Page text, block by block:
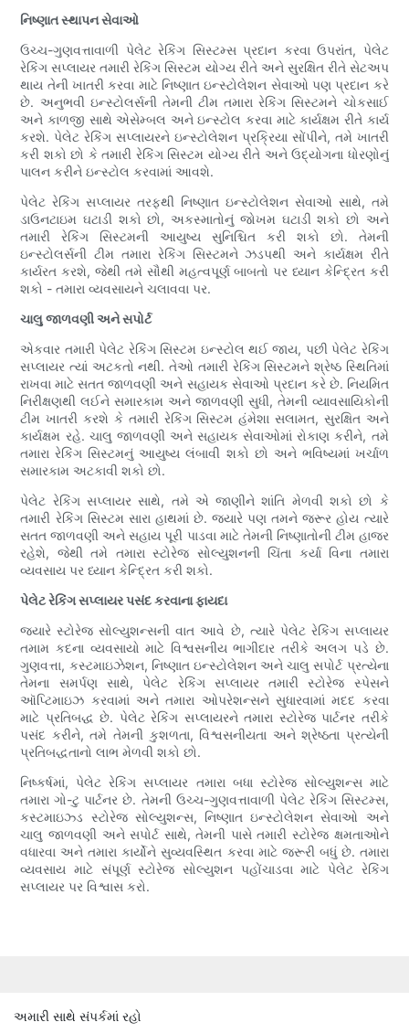
નિષ્ણાત સ્થાપન સેવાઓ
ઉચ્ચ-ગુણવત્તાવાળી પેલેટ રેકિંગ સિસ્ટમ્સ પ્રદાન કરવા ઉપરાંત, પેલેટ
રેકિંગ સપ્લાયર તમારી રેકિંગ સિસ્ટમ યોગ્ય રીતે અને સુરક્ષિત રીતે સેટઅપ
થાય તેની ખાતરી કરવા માટે નિષ્ણાત ઇન્સ્ટોલેશન સેવાઓ પણ પ્રદાન કરે
છે. અનુભવી ઇન્સ્ટોલર્સની તેમની ટીમ તમારા રેકિંગ સિસ્ટમને ચોકસાઈ
અને કાળજી સાથે એસેમ્બલ અને ઇન્સ્ટોલ કરવા માટે કાર્યક્ષમ રીતે કાર્ય
કરશે. પેલેટ રેકિંગ સપ્લાયરને ઇન્સ્ટોલેશન પ્રક્રિયા સોંપીને, તમે ખાતરી
કરી શકો છો કે તમારી રેકિંગ સિસ્ટમ યોગ્ય રીતે અને ઉદ્યોગના ધોરણોનું
પાલન કરીને ઇન્સ્ટોલ કરવામાં આવશે.
પેલેટ રેકિંગ સપ્લાયર તરફથી નિષ્ણાત ઇન્સ્ટોલેશન સેવાઓ સાથે, તમે
ડાઉનટાઇમ ઘટાડી શકો છો, અકસ્માતોનું જોખમ ઘટાડી શકો છો અને
તમારી રેકિંગ સિસ્ટમની આયુષ્ય સુનિશ્ચિત કરી શકો છો. તેમની
ઇન્સ્ટોલર્સની ટીમ તમારા રેકિંગ સિસ્ટમને ઝડપથી અને કાર્યક્ષમ રીતે
કાર્યરત કરશે, જેથી તમે સૌથી મહત્વપૂર્ણ બાબતો પર ધ્યાન કેન્દ્રિત કરી
શકો - તમારા વ્યવસાયને ચલાવવા પર.
ચાલુ જાળવણી અને સપોર્ટ
એકવાર તમારી પેલેટ રેકિંગ સિસ્ટમ ઇન્સ્ટોલ થઈ જાય, પછી પેલેટ રેકિંગ
સપ્લાયર ત્યાં અટકતો નથી. તેઓ તમારી રેકિંગ સિસ્ટમને શ્રેષ્ઠ સ્થિતિમાં
રાખવા માટે સતત જાળવણી અને સહાયક સેવાઓ પ્રદાન કરે છે. નિયમિત
નિરીક્ષણથી લઈને સમારકામ અને જાળવણી સુધી, તેમની વ્યાવસાયિકોની
ટીમ ખાતરી કરશે કે તમારી રેકિંગ સિસ્ટમ હંમેશા સલામત, સુરક્ષિત અને
કાર્યક્ષમ રહે. ચાલુ જાળવણી અને સહાયક સેવાઓમાં રોકાણ કરીને, તમે
તમારા રેકિંગ સિસ્ટમનું આયુષ્ય લંબાવી શકો છો અને ભવિષ્યમાં ખર્ચાળ
સમારકામ અટકાવી શકો છો.
પેલેટ રેકિંગ સપ્લાયર સાથે, તમે એ જાણીને શાંતિ મેળવી શકો છો કે
તમારી રેકિંગ સિસ્ટમ સારા હાથમાં છે. જ્યારે પણ તમને જરૂર હોય ત્યારે
સતત જાળવણી અને સહાય પૂરી પાડવા માટે તેમની નિષ્ણાતોની ટીમ હાજર
રહેશે, જેથી તમે તમારા સ્ટોરેજ સોલ્યુશનની ચિંતા કર્યા વિના તમારા
વ્યવસાય પર ધ્યાન કેન્દ્રિત કરી શકો.
પેલેટ રેકિંગ સપ્લાયર પસંદ કરવાના ફાયદા
જ્યારે સ્ટોરેજ સોલ્યુશન્સની વાત આવે છે, ત્યારે પેલેટ રેકિંગ સપ્લાયર
તમામ કદના વ્યવસાયો માટે વિશ્વસનીય ભાગીદાર તરીકે અલગ પડે છે.
ગુણવત્તા, કસ્ટમાઇઝેશન, નિષ્ણાત ઇન્સ્ટોલેશન અને ચાલુ સપોર્ટ પ્રત્યેના
તેમના સમર્પણ સાથે, પેલેટ રેકિંગ સપ્લાયર તમારી સ્ટોરેજ સ્પેસને
ઑપ્ટિમાઇઝ કરવામાં અને તમારા ઓપરેશન્સને સુધારવામાં મદદ કરવા
માટે પ્રતિબદ્ધ છે. પેલેટ રેકિંગ સપ્લાયરને તમારા સ્ટોરેજ પાર્ટનર તરીકે
પસંદ કરીને, તમે તેમની કુશળતા, વિશ્વસનીયતા અને શ્રેષ્ઠતા પ્રત્યેની
પ્રતિબદ્ધતાનો લાભ મેળવી શકો છો.
નિષ્કર્ષમાં, પેલેટ રેકિંગ સપ્લાયર તમારા બધા સ્ટોરેજ સોલ્યુશન્સ માટે
તમારા ગો-ટુ પાર્ટનર છે. તેમની ઉચ્ચ-ગુણવત્તાવાળી પેલેટ રેકિંગ સિસ્ટમ્સ,
કસ્ટમાઇઝ્ડ સ્ટોરેજ સોલ્યુશન્સ, નિષ્ણાત ઇન્સ્ટોલેશન સેવાઓ અને
ચાલુ જાળવણી અને સપોર્ટ સાથે, તેમની પાસે તમારી સ્ટોરેજ ક્ષમતાઓને
વધારવા અને તમારા કાર્યોને સુવ્યવસ્થિત કરવા માટે જરૂરી બધું છે. તમારા
વ્યવસાય માટે સંપૂર્ણ સ્ટોરેજ સોલ્યુશન પહોંચાડવા માટે પેલેટ રેકિંગ
સપ્લાયર પર વિશ્વાસ કરો.
અમારી સાથે સંપર્કમાં રહો